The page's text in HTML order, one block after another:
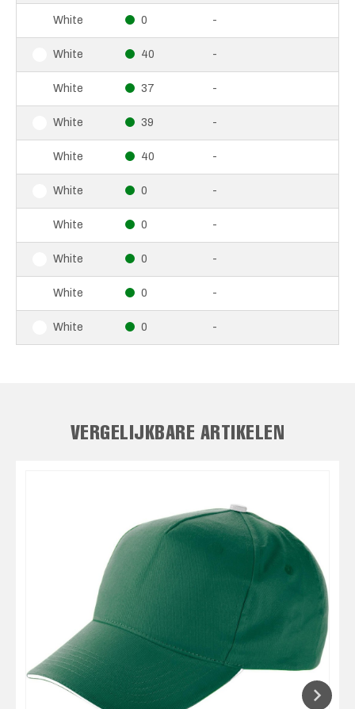
White 0 -
White 40 -
White 37 -
White 39 -
White 40 -
White 0 -
White 0 -
White 0 -
White 0 -
White 0 -
VERGELIJKBARE ARTIKELEN